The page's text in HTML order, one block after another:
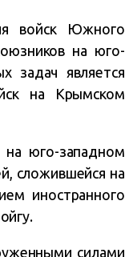
войск Южного
на юго-
задач является
на Крымском
на юго-западном
сложившейся на
иностранного
силами